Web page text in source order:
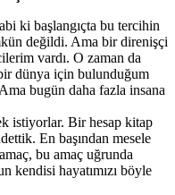
ki başlangıçta bu tercihin
değildi. Ama bir direnişçi
vardı. O zaman da
dünya için bulunduğum
bugün daha fazla insana
istiyorlar. Bir hesap kitap
En başından mesele
bu amaç uğrunda
kendisi hayatımızı böyle